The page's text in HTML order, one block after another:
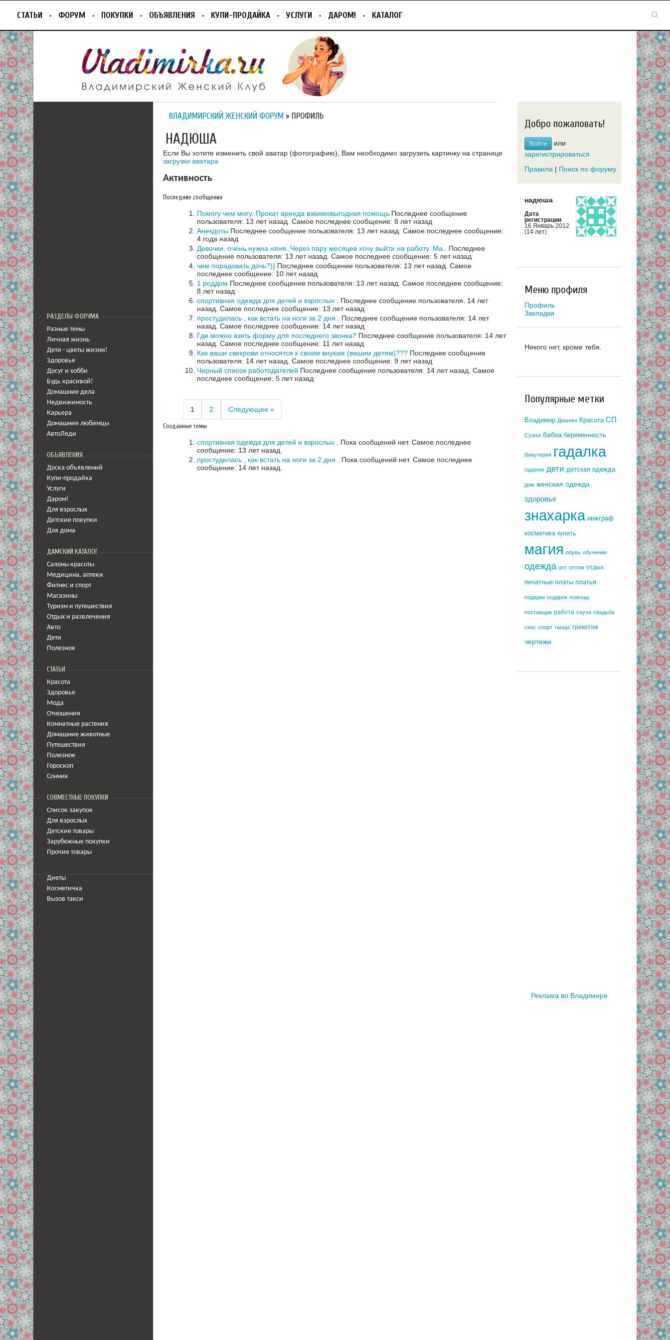
СТАТЬИ ФОРУМ ПОКУПКИ ОБЪЯВЛЕНИЯ КУПИ-ПРОДАЙКА УСЛУГИ ДАРОМ! КАТАЛОГ
РАЗДЕЛЫ ФОРУМА
Разные темы
Личная жизнь
Дети - цветы жизни!
Здоровье
Досуг и хобби
Будь красивой!
Домашние дела
Недвижимость
Карьера
Домашние любимцы
АвтоЛеди
ОБЪЯВЛЕНИЯ
Доска объявлений
Купи-продайка
Услуги
Даром!
Для взрослых
Детские покупки
Для дома
ДАМСКИЙ КАТАЛОГ
Салоны красоты
Медицина, аптеки
Фитнес и спорт
Магазины
Туризм и путешествия
Отдых и развлечения
Авто
Дети
Полезное
СТАТЬИ
Красота
Здоровье
Мода
Отношения
Комнатные растения
Домашние животные
Путешествия
Полезное
Гороскоп
Сонник
СОВМЕСТНЫЕ ПОКУПКИ
Список закупок
Для взрослых
Детские товары
Зарубежные покупки
Прочие товары
Диеты
Косметичка
Вызов такси
ВЛАДИМИРСКИЙ ЖЕНСКИЙ ФОРУМ » ПРОФИЛЬ
НАДЮША
Если Вы хотите изменить свой аватар (фотографию), Вам необходимо загрузить картинку на странице
загрузки аватара
Активность
Последние сообщения
Помогу чем могу. Прокат аренда взаимовыгодная помощь Последнее сообщение
пользователя: 13 лет назад. Самое последнее сообщение: 8 лет назад
Анекдоты Последнее сообщение пользователя: 13 лет назад. Самое последнее сообщение:
4 года назад
Девочки, очень нужна няня. Через пару месяцев хочу выйти на работу. Ма..
Последнее
сообщение пользователя: 13 лет назад. Самое последнее сообщение: 5 лет назад
чем порадовать дочь?)) Последнее сообщение пользователя: 13 лет назад. Самое
последнее сообщение: 10 лет назад
1 роддом Последнее сообщение пользователя: 13 лет назад. Самое последнее сообщение:
8 лет назад
спортивная одежда для детей и взрослых .
Последнее сообщение пользователя: 14 лет
назад. Самое последнее сообщение: 13 лет назад
простудилась , как встать на ноги за 2 дня .
Последнее сообщение пользователя: 14 лет
назад. Самое последнее сообщение: 14 лет назад
Где можно взять форму для последнего звонка? Последнее сообщение пользователя: 14 лет
назад. Самое последнее сообщение: 11 лет назад
Как ваши свекрови относятся к своим внукам (вашим детям)??? Последнее сообщение
пользователя: 14 лет назад. Самое последнее сообщение: 9 лет назад
Черный список работодателей Последнее сообщение пользователя: 14 лет назад. Самое
последнее сообщение: 5 лет назад
1 2 Следующее »
Созданные темы
спортивная одежда для детей и взрослых . Пока сообщений нет. Самое последнее
сообщение: 13 лет назад.
простудилась , как встать на ноги за 2 дня .
Пока сообщений нет. Самое последнее
сообщение: 14 лет назад.
Добро пожаловать!
Войти
или
зарегистрироваться
Правила | Поиск по форуму
надюша
Дата
регистрации
16 Январь 2012
(14 лет)
Меню профиля
Профиль
Закладки
Никого нет, кроме тебя.
Популярные метки
Владимир Дешево Красота СП
Сумки бабка беременность
бижутерия гадалка
гадание дети детская одежда
дом женская одежда
здоровье
знахарка инжграф
косметика купить
магия обувь обучение
одежда опт оптом отдых
печатные платы платья
подарки подарок помощь
поставщик работа сауна свадьба
секс спорт танцы трикотаж
чертежи
Реклама во Владимире